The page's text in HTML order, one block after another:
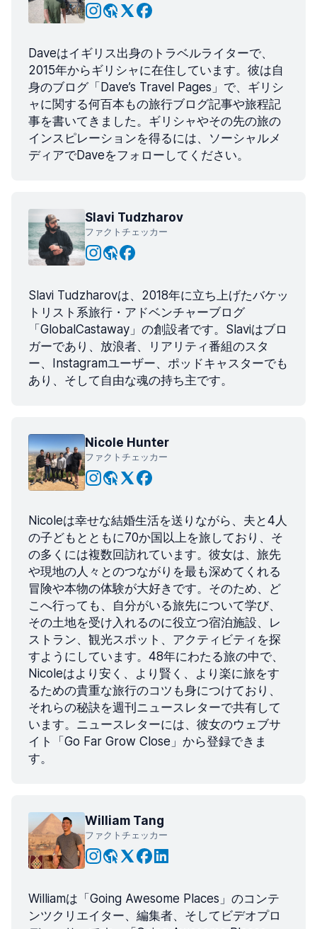
Daveはイギリス出身のトラベルライターで、
2015年からギリシャに在住しています。彼は自
身のブログ「Dave’s Travel Pages」で、ギリシ
ャに関する何百本もの旅行ブログ記事や旅程記
事を書いてきました。ギリシャやその先の旅の
インスピレーションを得るには、ソーシャルメ
ディアでDaveをフォローしてください。
Slavi Tudzharov
ファクトチェッカー
Slavi Tudzharovは、2018年に立ち上げたバケッ
トリスト系旅行・アドベンチャーブログ
「GlobalCastaway」の創設者です。Slaviはブロ
ガーであり、放浪者、リアリティ番組のスタ
ー、Instagramユーザー、ポッドキャスターでも
あり、そして自由な魂の持ち主です。
Nicole Hunter
ファクトチェッカー
Nicoleは幸せな結婚生活を送りながら、夫と4人
の子どもとともに70か国以上を旅しており、そ
の多くには複数回訪れています。彼女は、旅先
や現地の人々とのつながりを最も深めてくれる
冒険や本物の体験が大好きです。そのため、ど
こへ行っても、自分がいる旅先について学び、
その土地を受け入れるのに役立つ宿泊施設、レ
ストラン、観光スポット、アクティビティを探
すようにしています。48年にわたる旅の中で、
Nicoleはより安く、より賢く、より楽に旅をす
るための貴重な旅行のコツも身につけており、
それらの秘訣を週刊ニュースレターで共有して
います。ニュースレターには、彼女のウェブサ
イト「Go Far Grow Close」から登録できま
す。
William Tang
ファクトチェッカー
Williamは「Going Awesome Places」のコンテ
ンツクリエイター、編集者、そしてビデオプロ